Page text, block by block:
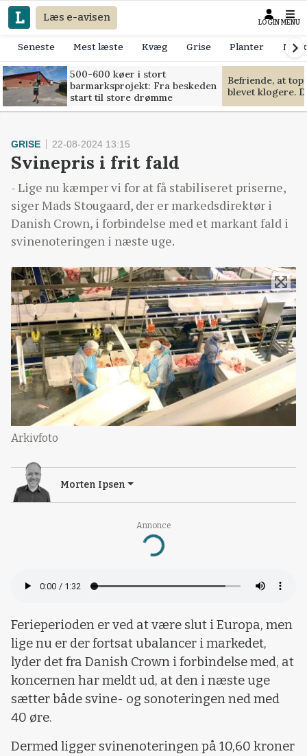
Læs e-avisen LOGIN MENU
Seneste Mest læste Kvæg Grise Planter
500-600 køer i stort
barmarksprojekt: Fra beskeden
start til store drømme
Befriende, at
blevet klogere.
Annonce
Loading...
GRISE 22-08-2024 13:15
Svinepris i frit fald
- Lige nu kæmper vi for at få stabiliseret priserne,
siger Mads Stougaard, der er markedsdirektør i
Danish Crown, i forbindelse med et markant fald i
svinenoteringen i næste uge.
Arkivfoto
Morten Ipsen
Ferieperioden er ved at være slut i Europa, men
lige nu er der fortsat ubalancer i markedet,
lyder det fra Danish Crown i forbindelse med, at
koncernen har meldt ud, at den i næste uge
sætter både svine- og sonoteringen ned med
40 øre.
Dermed ligger svinenoteringen på 10,60 kroner